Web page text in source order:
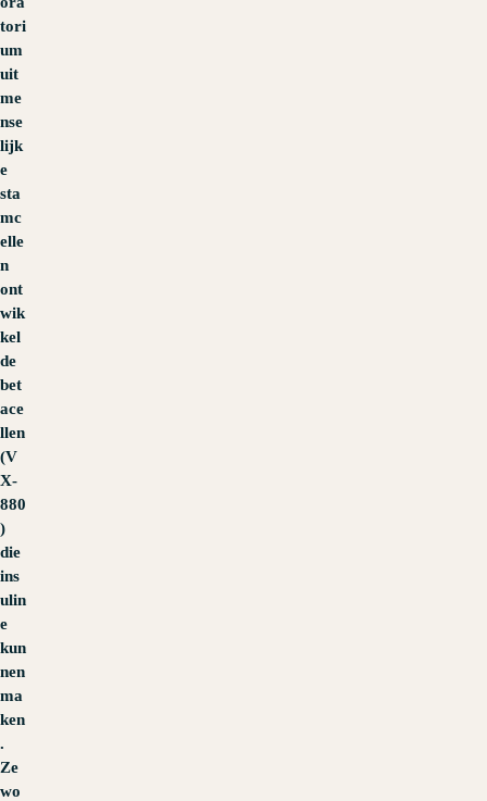
tori
um
uit
me
nse
lijk
e
sta
mc
elle
n
ont
wik
kel
de
bet
ace
llen
(V
X-
880
)
die
ins
ulin
e
kun
nen
ma
ken
.
Ze
wo